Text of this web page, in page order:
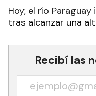
Hoy, el río Paraguay
tras alcanzar una
Recibí las